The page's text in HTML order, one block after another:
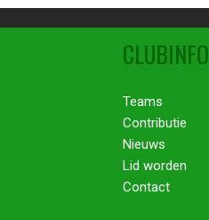
CLUBINFO
Teams
Contributie
Nieuws
Lid worden
Contact